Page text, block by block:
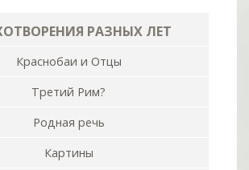
РАЗНЫХ ЛЕТ
Краснобаи и Отцы
Третий Рим?
Родная речь
Картины